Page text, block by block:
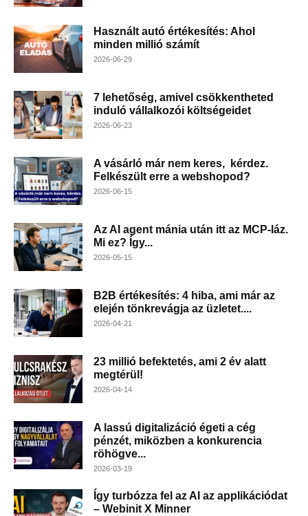
Használt autó értékesítés: Ahol
minden millió számít
2026-06-29
7 lehetőség, amivel csökkentheted
induló vállalkozói költségeidet
2026-06-23
A vásárló már nem keres, kérdez.
Felkészült erre a webshopod?
2026-06-15
Az AI agent mánia után itt az MCP-láz.
Mi ez? Így...
2026-05-15
B2B értékesítés: 4 hiba, ami már az
elején tönkrevágja az üzletet....
2026-04-21
23 millió befektetés, ami 2 év alatt
megtérül!
2026-04-14
A lassú digitalizáció égeti a cég
pénzét, miközben a konkurencia
röhögve...
2026-03-19
Így turbózza fel az AI az applikációdat
– Webinit X Minner